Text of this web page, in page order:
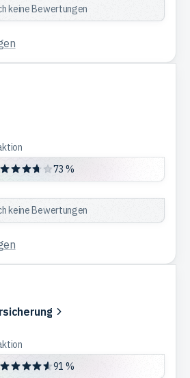
keine Bewertungen
73 %
keine Bewertungen
91 %